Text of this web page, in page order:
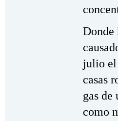
Donde
julio el
casas
gas de
como